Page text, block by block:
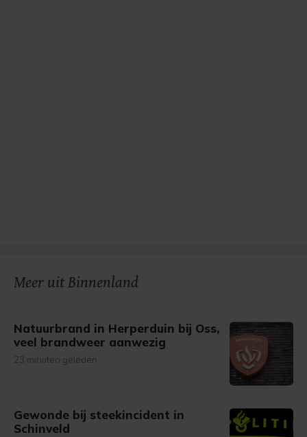
Meer uit Binnenland
Natuurbrand in Herperduin bij Oss,
veel brandweer aanwezig
23 minuten geleden
Gewonde bij steekincident in
Schinveld